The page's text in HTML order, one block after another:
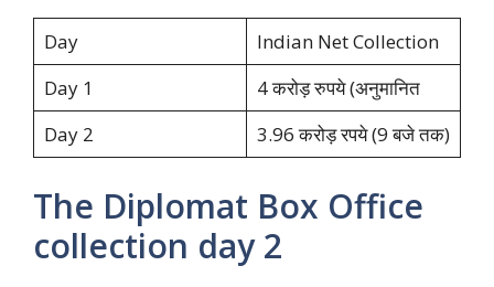
Day
Indian Net Collection
Day 1
4 करोड़ रुपये (अनुमानित
Day 2
3.96 करोड़ रपये (9 बजे तक)
The Diplomat Box Office
collection day 2